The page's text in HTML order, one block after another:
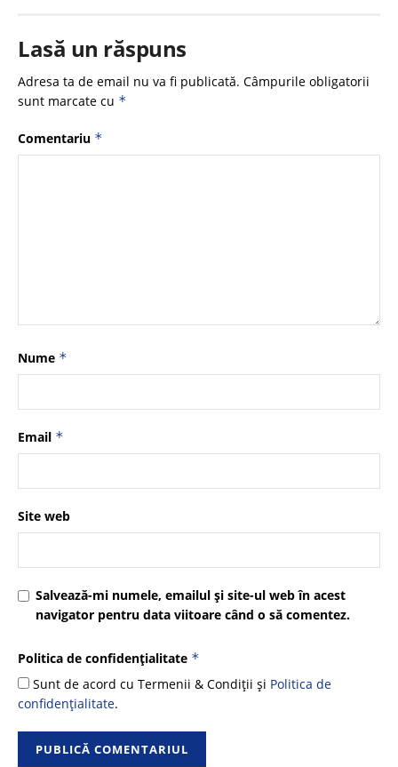
Lasă un răspuns
Adresa ta de email nu va fi publicată. Câmpurile obligatorii
sunt marcate cu *
Comentariu *
Nume *
Email *
Site web
Salvează-mi numele, emailul și site-ul web în acest
navigator pentru data viitoare când o să comentez.
Politica de confidențialitate *
Sunt de acord cu Termenii & Condiții și Politica de
confidențialitate.